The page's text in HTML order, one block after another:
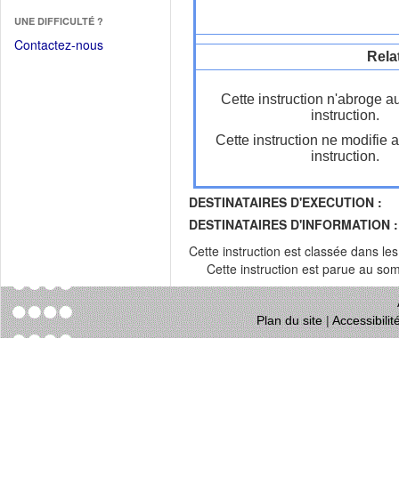
fenêtre)
une
nouvelle
UNE DIFFICULTÉ ?
Contactez-nous
Cette instruction n'abroge
instruction.
Cette instruction ne modifie
instruction.
DESTINATAIRES D'EXECUTION :
DESTINATAIRES D'INFORMATION :
Cette instruction est classée dans
Cette instruction est parue au
Plan du site|